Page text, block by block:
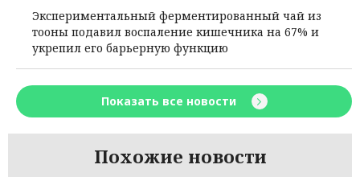
Экспериментальный ферментированный чай из
тооны подавил воспаление кишечника на 67% и
укрепил его барьерную функцию
Показать все новости
Похожие новости